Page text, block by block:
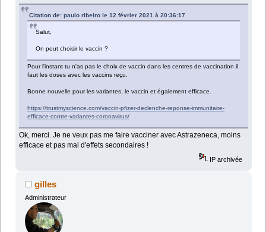
Citation de: paulo ribeiro le 12 février 2021 à 20:36:17
Salut,
On peut choisir le vaccin ?
Pour l'instant tu n'as pas le choix de vaccin dans les centres de vaccination il
faut les doses avec les vaccins reçu.
Bonne nouvelle pour les variantes, le vaccin et également efficace.
https://trustmyscience.com/vaccin-pfizer-declenche-reponse-immunitaire-
efficace-contre-variantes-coronavirus/
Ok, merci. Je ne veux pas me faire vacciner avec Astrazeneca, moins
efficace et pas mal d'effets secondaires !
IP archivée
gilles
Administrateur